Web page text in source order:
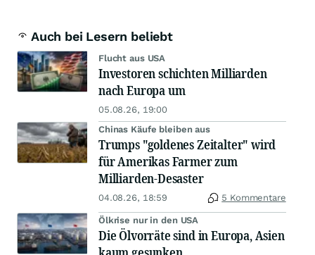
Auch bei Lesern beliebt
Flucht aus USA
Investoren schichten Milliarden
nach Europa um
05.08.26, 19:00
Chinas Käufe bleiben aus
Trumps "goldenes Zeitalter" wird
für Amerikas Farmer zum
Milliarden-Desaster
04.08.26, 18:59 5 Kommentare
Ölkrise nur in den USA
Die Ölvorräte sind in Europa, Asien